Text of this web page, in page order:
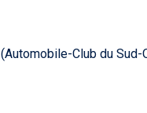
Club du